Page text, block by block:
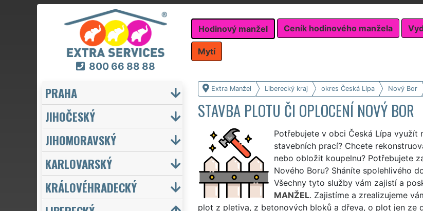
800 66 88 88
Hodinový manžel Ceník hodinového manžela
Mytí
Extra Manžel Liberecký kraj okres Česká Lípa Nový Bor
STAVBA PLOTU ČI OPLOCENÍ NOVÝ BOR
Potřebujete v obci Česká Lípa
stavebních prací? Chcete
nebo obložit koupelnu? Potřebujete
Nového Boru? Sháníte spolehlivého
Všechny tyto služby vám zajistí a
MANŽEL. Zajistíme a zrealizujeme
plot z pletiva, z betonových bloků a dřeva, o plot jen
PRAHA
JIHOČESKÝ
JIHOMORAVSKÝ
KARLOVARSKÝ
KRÁLOVÉHRADECKÝ